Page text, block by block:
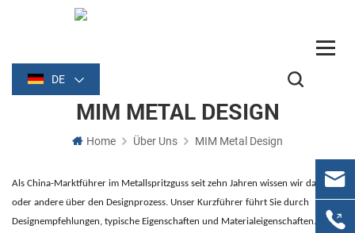
DE
MIM METAL DESIGN
Home Über Uns MIM Metal Design
Als China-Marktführer im Metallspritzguss seit zehn Jahren wissen wir das ein
oder andere über den Designprozess. Unser Kurzführer führt Sie durch
Designempfehlungen, typische Eigenschaften und Materialeigenschaften.